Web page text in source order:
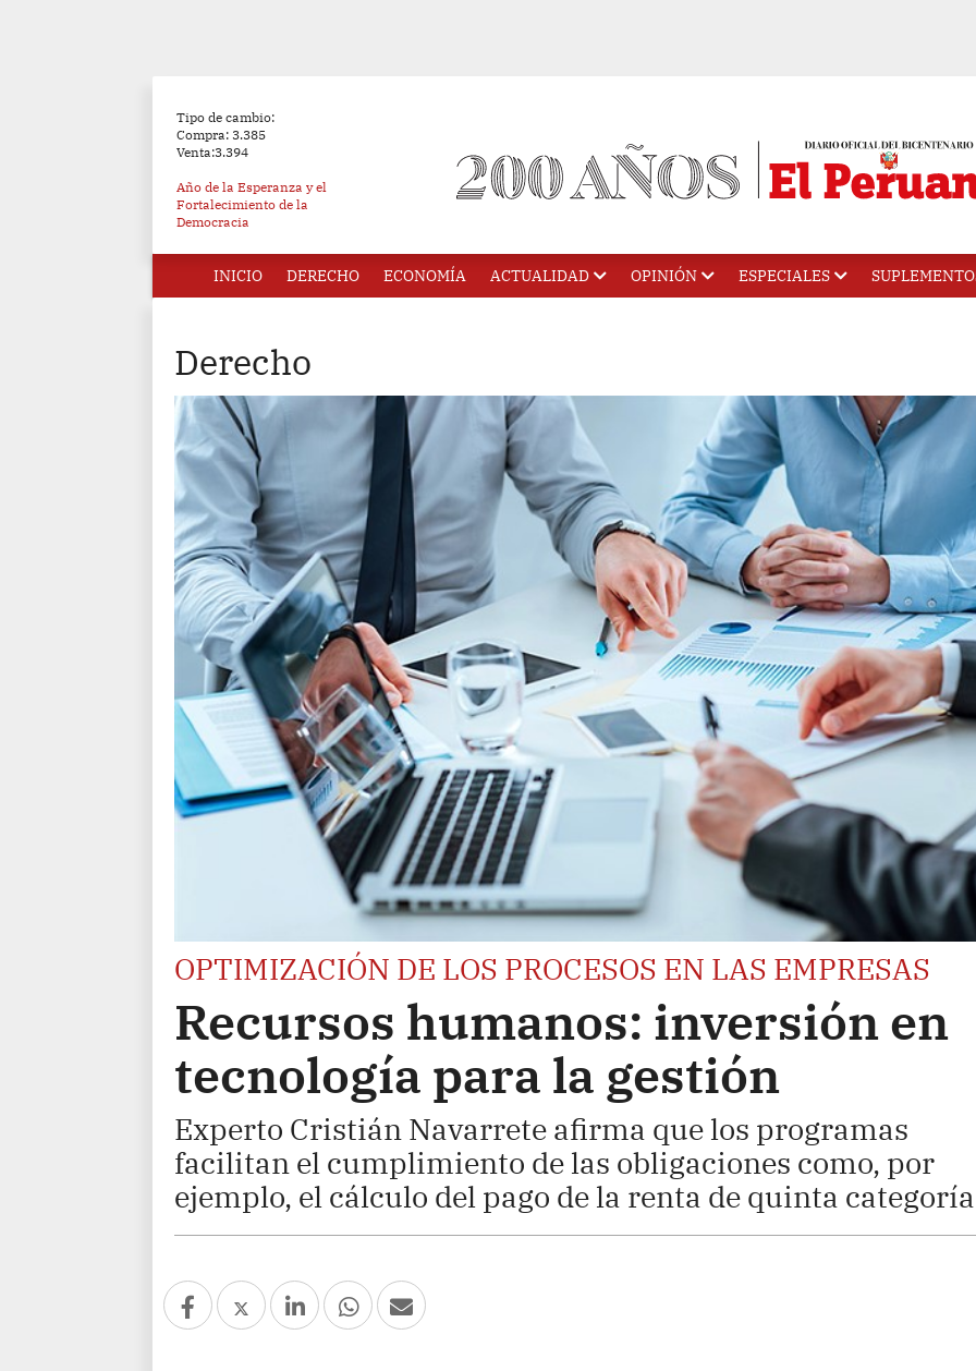
Tipo de cambio:
Compra: 3.385
Venta:3.394
Año de la Esperanza y el
Fortalecimiento de la
Democracia
INICIO DERECHO ECONOMÍA ACTUALIDAD OPINIÓN ESPECIALES
Derecho
OPTIMIZACIÓN DE LOS PROCESOS EN LAS EMPRESAS
Recursos humanos: inversión en
tecnología para la gestión
Experto Cristián Navarrete afirma que los programas
facilitan el cumplimiento de las obligaciones como, por
ejemplo, el cálculo del pago de la renta de quinta